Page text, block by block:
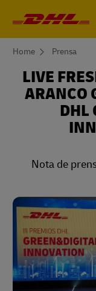
You
Home Prensa
LIVE
ARANCO
DHL
Nota de